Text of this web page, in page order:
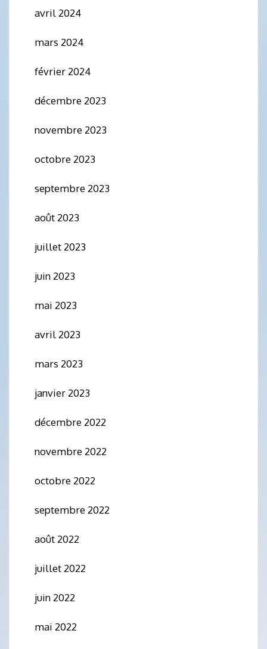
avril 2024
mars 2024
février 2024
décembre 2023
novembre 2023
octobre 2023
septembre 2023
août 2023
juillet 2023
juin 2023
mai 2023
avril 2023
mars 2023
janvier 2023
décembre 2022
novembre 2022
octobre 2022
septembre 2022
août 2022
juillet 2022
juin 2022
mai 2022